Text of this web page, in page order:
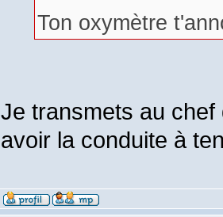
Ton oxymètre
Je transmets au
avoir la conduite à